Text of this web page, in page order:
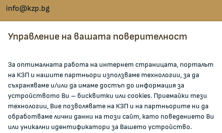
info@kzp.bg
Всички контакти
ЗА КОМИСИЯТА
За КЗП
Кои сме ние
Управление на вашата поверителност
За оптималната работа на интернет страницата, порталът
на КЗП и нашите партньори използваме технологии, за да
съхраняваме и/или да имаме достъп до информация за
устройството Ви – бисквитки или cookies. Приемайки тези
технологии, Вие позволявате на КЗП и на партньорите ни да
обработваме лични данни на този сайт, като поведението Ви
или уникални идентификатори за Вашето устройство.